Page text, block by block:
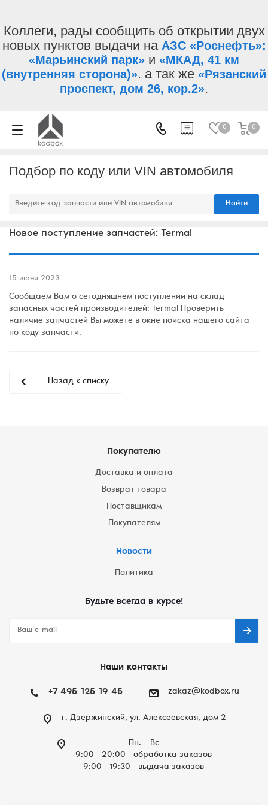
Коллеги, рады сообщить об открытии двух
новых пунктов выдачи на АЗС «Роснефть»:
«Марьинский парк» и «МКАД, 41 км
(внутренняя сторона)». а так же «Рязанский
проспект, дом 26, кор.2».
0 0
Подбор по коду или VIN автомобиля
Найти
Новое поступление запчастей: Termal
15 июня 2023
Сообщаем Вам о сегодняшнем поступлении на склад
запасных частей производителей: Termal Проверить
наличие запчастей Вы можете в окне поиска нашего сайта
по коду запчасти.
Назад к списку
Покупателю
Доставка и оплата
Возврат товара
Поставщикам
Покупателям
Новости
Политика
Будьте всегда в курсе!
Наши контакты
+7 495-125-19-45 zakaz@kodbox.ru
г. Дзержинский, ул. Алексеевская, дом 2
Пн. – Вc
9:00 - 20:00 - обработка заказов
9:00 - 19:30 - выдача заказов